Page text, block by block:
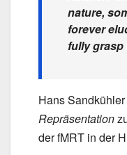
nature,
forever
fully grasp
Hans
Repräsentation
der fMRT in der